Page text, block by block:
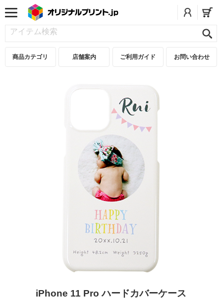
商品カテゴリ 店舗案内 ご利用ガイド お問い合わせ
iPhone 11 Pro ハードカバーケース